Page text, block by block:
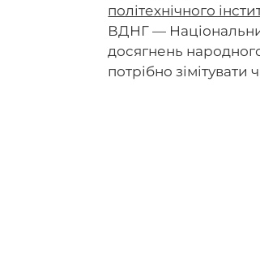
політехнічного
ВДНГ —
досягнень
потрібно